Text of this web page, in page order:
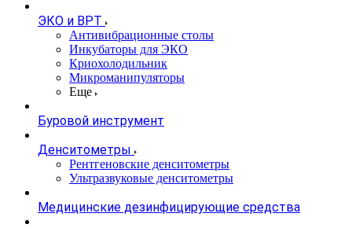
ЭКО и ВРТ
Антивибрационные столы
Инкубаторы для ЭКО
Криохолодильник
Микроманипуляторы
Еще
Буровой инструмент
Денситометры
Рентгеновские денситометры
Ультразвуковые денситометры
Медицинские дезинфицирующие средства